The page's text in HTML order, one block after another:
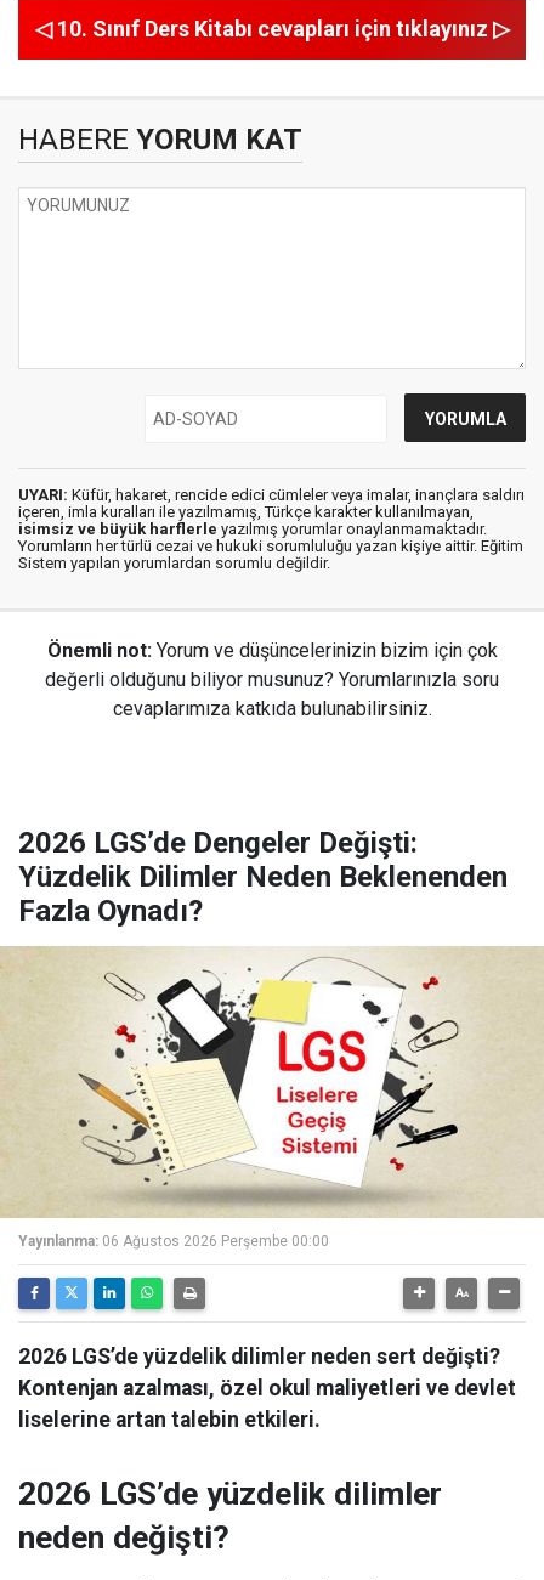
◁ 10. Sınıf Ders Kitabı cevapları için tıklayınız ▷
HABERE YORUM KAT
UYARI: Küfür, hakaret, rencide edici cümleler veya imalar, inançlara saldırı
içeren, imla kuralları ile yazılmamış, Türkçe karakter kullanılmayan,
isimsiz ve büyük harflerle yazılmış yorumlar onaylanmamaktadır.
Yorumların her türlü cezai ve hukuki sorumluluğu yazan kişiye aittir. Eğitim
Sistem yapılan yorumlardan sorumlu değildir.
Önemli not: Yorum ve düşüncelerinizin bizim için çok
değerli olduğunu biliyor musunuz? Yorumlarınızla soru
cevaplarımıza katkıda bulunabilirsiniz.
2026 LGS’de Dengeler Değişti:
Yüzdelik Dilimler Neden Beklenenden
Fazla Oynadı?
Yayınlanma: 06 Ağustos 2026 Perşembe 00:00
2026 LGS’de yüzdelik dilimler neden sert değişti?
Kontenjan azalması, özel okul maliyetleri ve devlet
liselerine artan talebin etkileri.
2026 LGS’de yüzdelik dilimler
neden değişti?